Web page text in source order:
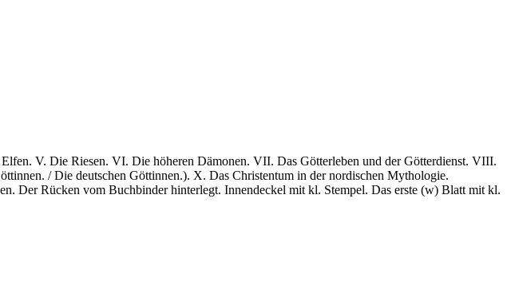
V. Die Riesen. VI. Die höheren Dämonen. VII. Das Götterleben und der Götterdienst. VIII.
/ Die deutschen Göttinnen.). X. Das Christentum in der nordischen Mythologie.
Der Rücken vom Buchbinder hinterlegt. Innendeckel mit kl. Stempel. Das erste (w) Blatt mit kl.